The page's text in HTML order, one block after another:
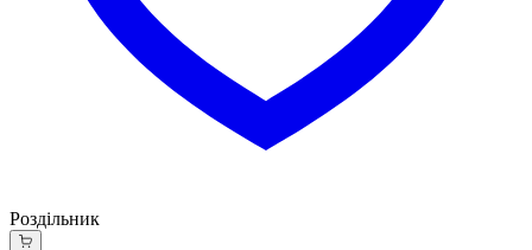
Роздільник